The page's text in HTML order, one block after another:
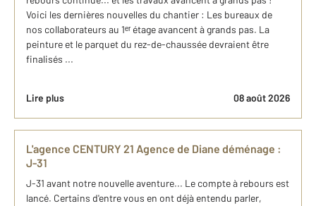
Voici les dernières nouvelles du chantier : Les bureaux de
nos collaborateurs au 1ᵉʳ étage avancent à grands pas. La
peinture et le parquet du rez-de-chaussée devraient être
finalisés ...
Lire plus 08 août 2026
L'agence CENTURY 21 Agence de Diane déménage :
J-31
J-31 avant notre nouvelle aventure... Le compte à rebours est
lancé. Certains d'entre vous en ont déjà entendu parler,